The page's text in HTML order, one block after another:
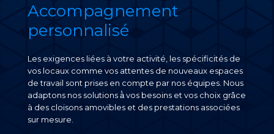
Accompagnement
personnalisé
Les exigences liées à votre activité, les spécificités de
vos locaux comme vos attentes de nouveaux espaces
de travail sont prises en compte par nos équipes. Nous
adaptons nos solutions à̀ vos besoins et vos choix grâce
à des cloisons amovibles et des prestations associées
sur mesure.